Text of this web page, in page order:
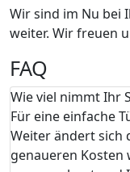
Wir sind im Nu bei
weiter. Wir freuen
FAQ
Wie viel nimmt Ihr
Für eine einfache
Weiter ändert sich
genaueren